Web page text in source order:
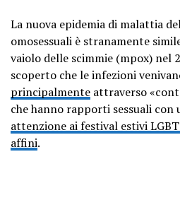
La nuova epidemia di malattia
omosessuali è stranamente
vaiolo delle scimmie (mpox) nel
scoperto che le infezioni
principalmente attraverso
che hanno rapporti sessuali con
attenzione ai festival estivi LG
affini.